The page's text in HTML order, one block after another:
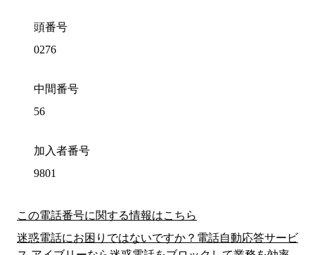
頭番号
0276
中間番号
56
加入者番号
9801
この電話番号に関する情報はこちら
迷惑電話にお困りではないですか？電話自動応答サービ